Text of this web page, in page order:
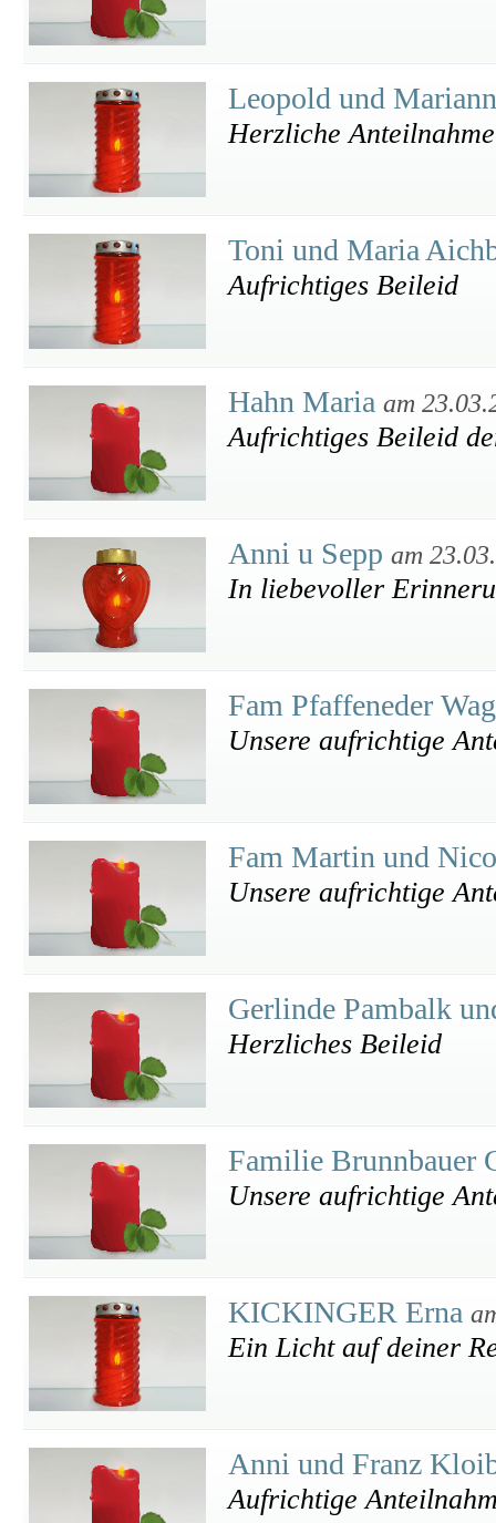
Leopold und
Herzliche
Toni und Maria
Aufrichtiges Beileid
Hahn Maria am
Aufrichtiges Beileid
Anni u Sepp am
In liebevoller
Fam Pfaffeneder
Unsere aufrichtige
Fam Martin und
Unsere aufrichtige
Gerlinde Pambalk
Herzliches Beileid
Familie Brunnbauer
Unsere aufrichtige
KICKINGER Erna
Ein Licht auf deiner
Anni und Franz
Aufrichtige